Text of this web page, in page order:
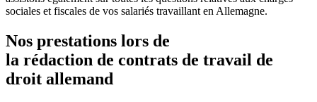
sociales et fiscales de vos salariés travaillant en Allemagne.
Nos prestations lors de
la rédaction de contrats de travail de
droit allemand